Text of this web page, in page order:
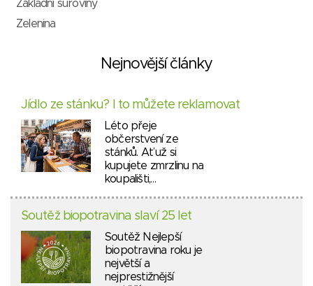
Základní suroviny
Zelenina
Nejnovější články
Jídlo ze stánku? I to můžete reklamovat
Léto přeje
občerstvení ze
stánků. Ať už si
kupujete zmrzlinu na
koupališti,…
Soutěž biopotravina slaví 25 let
Soutěž Nejlepší
biopotravina roku je
největší a
nejprestižnější